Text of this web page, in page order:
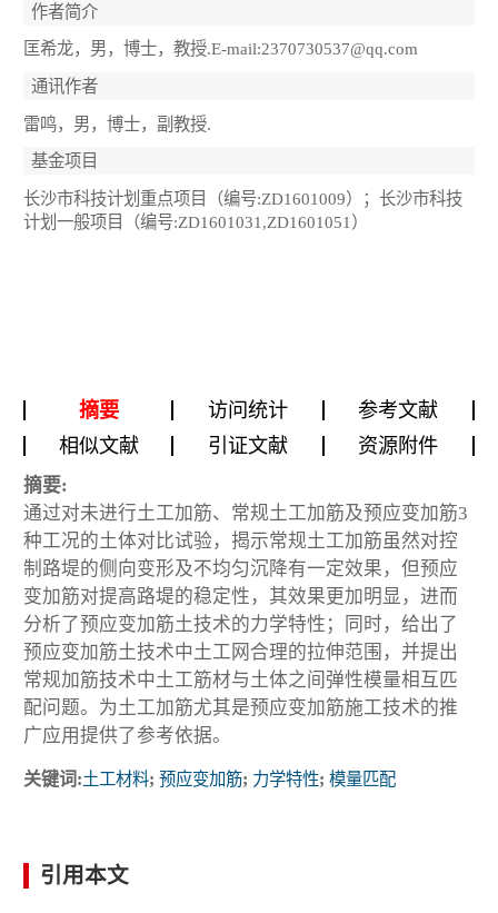
作者简介
匡希龙，男，博士，教授.E-mail:2370730537@qq.com
通讯作者
雷鸣，男，博士，副教授.
基金项目
长沙市科技计划重点项目（编号:ZD1601009）；长沙市科技
计划一般项目（编号:ZD1601031,ZD1601051）
摘要 访问统计
参考文献
相似文献
引证文献 资源附件
摘要:
通过对未进行土工加筋、常规土工加筋及预应变加筋3
种工况的土体对比试验，揭示常规土工加筋虽然对控
制路堤的侧向变形及不均匀沉降有一定效果，但预应
变加筋对提高路堤的稳定性，其效果更加明显，进而
分析了预应变加筋土技术的力学特性；同时，给出了
预应变加筋土技术中土工网合理的拉伸范围，并提出
常规加筋技术中土工筋材与土体之间弹性模量相互匹
配问题。为土工加筋尤其是预应变加筋施工技术的推
广应用提供了参考依据。
关键词:土工材料; 预应变加筋; 力学特性; 模量匹配
引用本文